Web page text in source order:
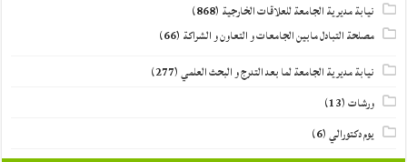
نيابة مديرية الجامعة للعلاقات الخارجية (868)
مصلحة التبادل مابين الجامعات و التعاون و الشراكة (66)
نيابة مديرية الجامعة لما بعد التدرج و البحث العلمي(277)
ورشات(13)
يوم دكتورالي(6)